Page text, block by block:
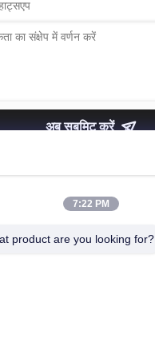
अब सबमिट करें
7:22 PM
product are you looking for?